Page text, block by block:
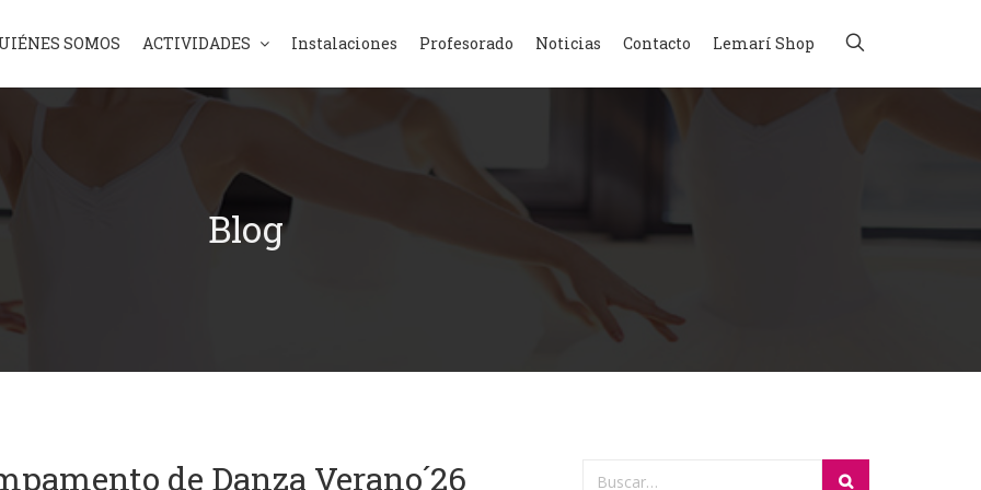
SOMOS ACTIVIDADES Instalaciones Profesorado Noticias Contacto Lemarí Shop
Blog
de Danza Verano´26